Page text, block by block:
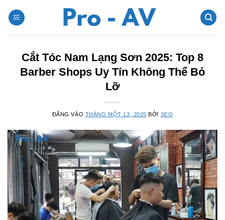
qua
Cắt Tóc Nam Lạng Sơn 2025: Top 8
Barber Shops Uy Tín Không Thể Bỏ
Lỡ
ĐĂNG VÀO THÁNG MỘT 13, 2025 BỞI SEO